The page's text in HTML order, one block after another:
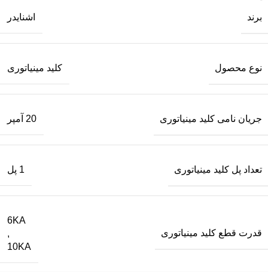
برند اشنایدر
نوع محصول کلید مینیاتوری
جریان نامی کلید مینیاتوری 20 آمپر
تعداد پل کلید مینیاتوری 1 پل
قدرت قطع کلید مینیاتوری
6KA
,
10KA